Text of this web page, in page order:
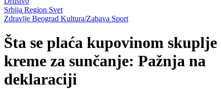
Srbija Region Svet
Zdravlje Beograd Kultura/Zabava Sport
Šta se plaća kupovinom skuplje
kreme za sunčanje: Pažnja na
deklaraciji